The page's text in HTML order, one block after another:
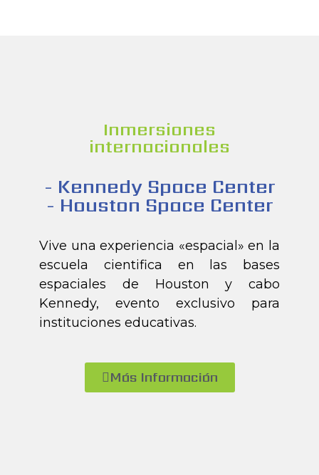
Inmersiones
internacionales
- Kennedy Space Center
- Houston Space Center
Vive una experiencia «espacial» en la
escuela cientifica en las bases
espaciales de Houston y cabo
Kennedy, evento exclusivo para
instituciones educativas.
Más Información